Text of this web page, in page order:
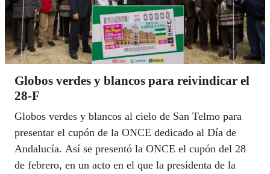
Globos verdes y blancos para reivindicar el
28-F
Globos verdes y blancos al cielo de San Telmo para
presentar el cupón de la ONCE dedicado al Día de
Andalucía. Así se presentó la ONCE el cupón del 28
de febrero, en un acto en el que la presidenta de la